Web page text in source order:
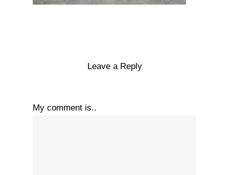
Leave a Reply
My comment is..